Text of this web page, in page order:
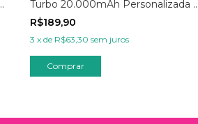
Turbo 20.000mAh Personalizada -
Wish Aloha
R$189,90
3 xde R$63,30 sem juros
Comprar